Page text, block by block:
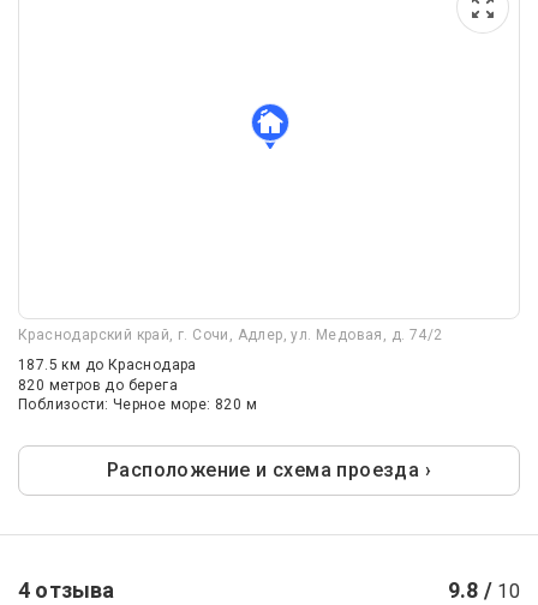
Краснодарский край, г. Сочи, Адлер, ул. Медовая, д. 74/2
187.5 км до Краснодара
820 метров до берега
Поблизости: Черное море: 820 м
Расположение и схема проезда ›
4 отзыва 9.8 / 10